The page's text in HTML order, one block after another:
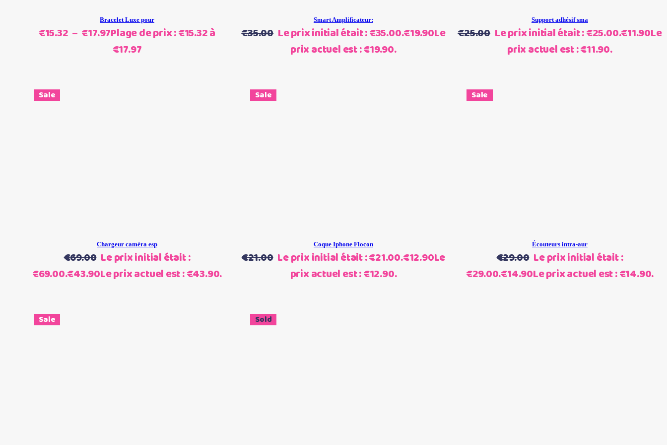
Bracelet Luxe pour
€15.32 – €17.97Plage de prix : €15.32 à
€17.97
Smart Amplificateur:
€35.00 Le prix initial était : €35.00.€19.90Le
prix actuel est : €19.90.
Support adhésif sma
€25.00 Le prix initial était : €25.00.€11.90Le
prix actuel est : €11.90.
Sale
Chargeur caméra esp
€69.00 Le prix initial était :
€69.00.€43.90Le prix actuel est : €43.90.
Sale
Coque Iphone Flocon
€21.00 Le prix initial était : €21.00.€12.90Le
prix actuel est : €12.90.
Sale
Écouteurs intra-aur
€29.00 Le prix initial était :
€29.00.€14.90Le prix actuel est : €14.90.
Sale Sale
Sold